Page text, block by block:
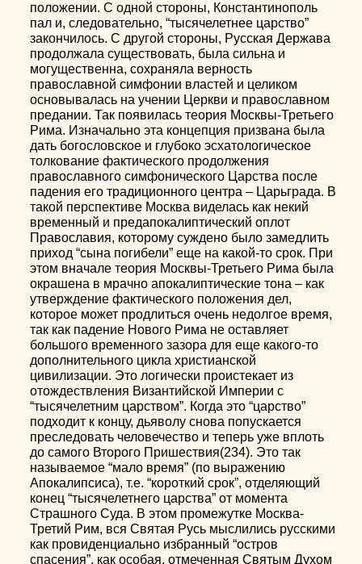
положении. С одной стороны, Константинополь
пал и, следовательно, “тысячелетнее царство”
закончилось. С другой стороны, Русская Держава
продолжала существовать, была сильна и
могущественна, сохраняла верность
православной симфонии властей и целиком
основывалась на учении Церкви и православном
предании. Так появилась теория Москвы-Третьего
Рима. Изначально эта концепция призвана была
дать богословское и глубоко эсхатологическое
толкование фактического продолжения
православного симфонического Царства после
падения его традиционного центра – Царьграда. В
такой перспективе Москва виделась как некий
временный и предапокалиптический оплот
Православия, которому суждено было замедлить
приход “сына погибели” еще на какой-то срок. При
этом вначале теория Москвы-Третьего Рима была
окрашена в мрачно апокалиптические тона – как
утверждение фактического положения дел,
которое может продлиться очень недолгое время,
так как падение Нового Рима не оставляет
большого временного зазора для еще какого-то
дополнительного цикла христианской
цивилизации. Это логически проистекает из
отождествления Византийской Империи с
“тысячелетним царством”. Когда это “царство”
подходит к концу, дьяволу снова попускается
преследовать человечество и теперь уже вплоть
до самого Второго Пришествия(234). Это так
называемое “мало время” (по выражению
Апокалипсиса), т.е. “короткий срок”, отделяющий
конец “тысячелетнего царства” от момента
Страшного Суда. В этом промежутке Москва-
Третий Рим, вся Святая Русь мыслились русскими
как провиденциально избранный “остров
спасения”, как особая, отмеченная Святым Духом